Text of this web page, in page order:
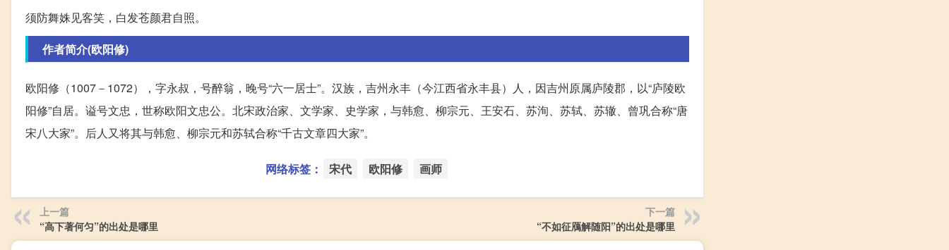
须防舞姝见客笑，白发苍颜君自照。
作者简介(欧阳修)
欧阳修（1007－1072），字永叔，号醉翁，晚号“六一居士”。汉族，吉州永丰（今江西省永丰县）人，因吉州原属庐陵郡，以“庐陵欧
阳修”自居。谥号文忠，世称欧阳文忠公。北宋政治家、文学家、史学家，与韩愈、柳宗元、王安石、苏洵、苏轼、苏辙、曾巩合称“唐
宋八大家”。后人又将其与韩愈、柳宗元和苏轼合称“千古文章四大家”。
网络标签： 宋代 欧阳修 画师
上一篇
“高下著何匀”的出处是哪里
下一篇
“不如征鴈解随阳”的出处是哪里